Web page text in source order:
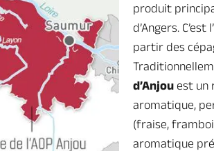
produit
d’Angers.
partir des
d’Anjouest un
aromatique,
(fraise,
aromatique